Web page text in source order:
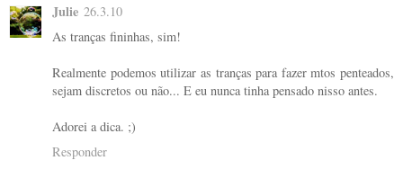
Julie 26.3.10
As tranças fininhas, sim!
Realmente podemos utilizar as tranças para fazer mtos penteados,
sejam discretos ou não... E eu nunca tinha pensado nisso antes.
Adorei a dica. ;)
Responder